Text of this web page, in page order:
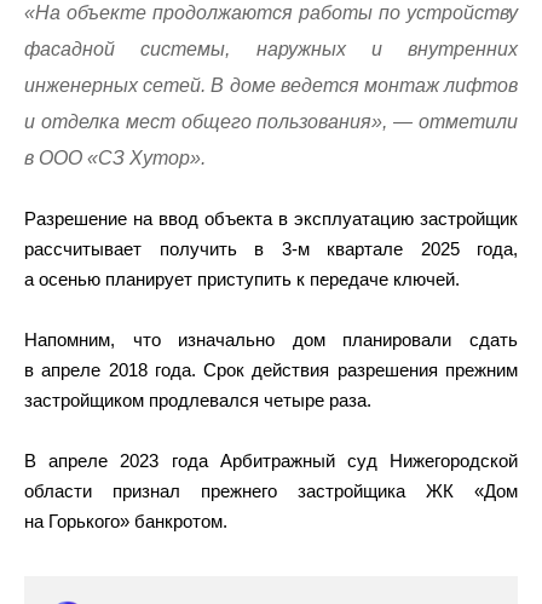
«На объекте продолжаются работы по устройству
фасадной системы, наружных и внутренних
инженерных сетей. В доме ведется монтаж лифтов
и отделка мест общего пользования», — отметили
в ООО «СЗ Хутор».
Разрешение на ввод объекта в эксплуатацию застройщик
рассчитывает получить в 3-м квартале 2025 года,
а осенью планирует приступить к передаче ключей.
Напомним, что изначально дом планировали сдать
в апреле 2018 года. Срок действия разрешения прежним
застройщиком продлевался четыре раза.
В апреле 2023 года Арбитражный суд Нижегородской
области признал прежнего застройщика ЖК «Дом
на Горького» банкротом.